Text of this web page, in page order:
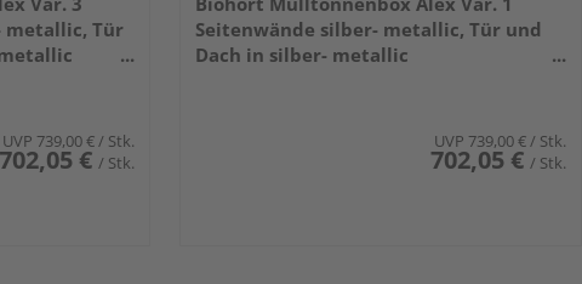
metallic, Tür
UVP 739,00 €/ Stk.
702,05 € / Stk.
Seitenwände silber- metallic, Tür und
Dach in silber- metallic
UVP 739,00 €/ Stk.
702,05 € / Stk.